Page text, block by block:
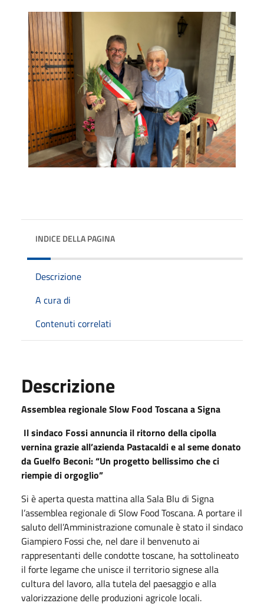
INDICE DELLA PAGINA
Descrizione
A cura di
Contenuti correlati
Descrizione
Assemblea regionale Slow Food Toscana a Signa
Il sindaco Fossi annuncia il ritorno della cipolla
vernina grazie all’azienda Pastacaldi e al seme donato
da Guelfo Beconi: “Un progetto bellissimo che ci
riempie di orgoglio”
Si è aperta questa mattina alla Sala Blu di Signa
l’assemblea regionale di Slow Food Toscana. A portare il
saluto dell’Amministrazione comunale è stato il sindaco
Giampiero Fossi che, nel dare il benvenuto ai
rappresentanti delle condotte toscane, ha sottolineato
il forte legame che unisce il territorio signese alla
cultura del lavoro, alla tutela del paesaggio e alla
valorizzazione delle produzioni agricole locali.